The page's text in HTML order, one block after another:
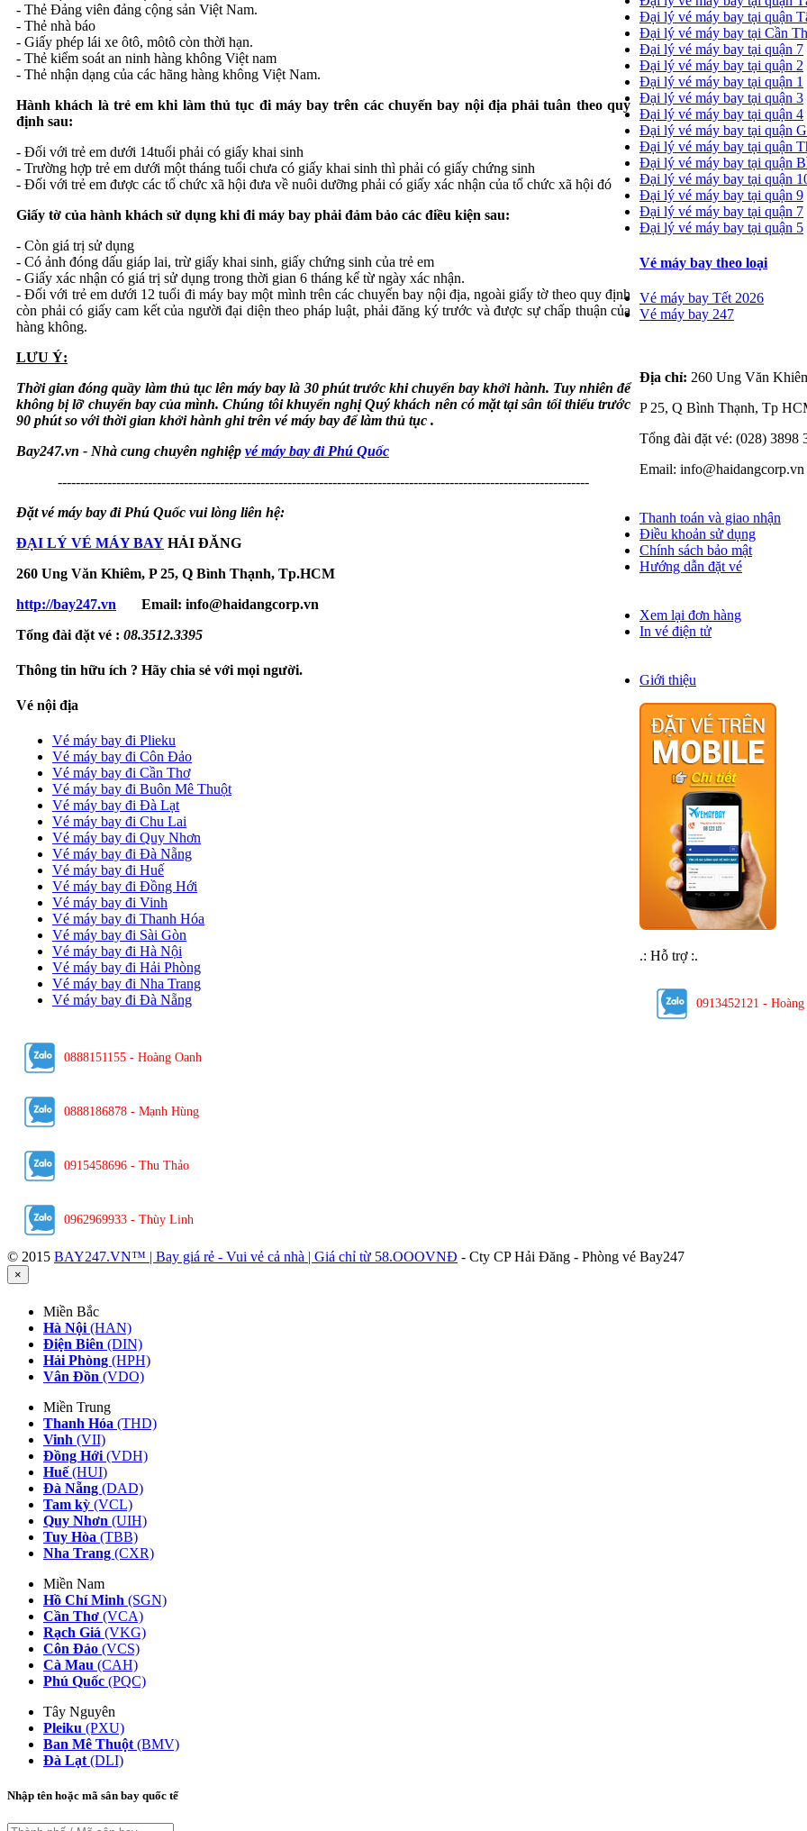
- Thẻ Đảng viên đảng cộng sản Việt Nam.
- Thẻ nhà báo
- Giấy phép lái xe ôtô, môtô còn thời hạn.
- Thẻ kiểm soát an ninh hàng không Việt nam
- Thẻ nhận dạng của các hãng hàng không Việt Nam.
Hành khách là trẻ em khi làm thủ tục đi máy bay trên các chuyến bay nội địa phải tuân theo quy
định sau:
- Đối với trẻ em dưới 14tuổi phải có giấy khai sinh
- Trường hợp trẻ em dưới một tháng tuổi chưa có giấy khai sinh thì phải có giấy chứng sinh
- Đối với trẻ em được các tổ chức xã hội đưa về nuôi dưỡng phải có giấy xác nhận của tổ chức xã hội đó
Giấy tờ của hành khách sử dụng khi đi máy bay phải đảm bảo các điều kiện sau:
- Còn giá trị sử dụng
- Có ảnh đóng dấu giáp lai, trừ giấy khai sinh, giấy chứng sinh của trẻ em
- Giấy xác nhận có giá trị sử dụng trong thời gian 6 tháng kể từ ngày xác nhận.
- Đối với trẻ em dưới 12 tuổi đi máy bay một mình trên các chuyến bay nội địa, ngoài giấy tờ theo quy định
còn phải có giấy cam kết của người đại diện theo pháp luật, phải đăng ký trước và được sự chấp thuận của
hàng không.
LƯU Ý:
Thời gian đóng quầy làm thủ tục lên máy bay là 30 phút trước khi chuyến bay khởi hành. Tuy nhiên để
không bị lỡ chuyến bay của mình. Chúng tôi khuyến nghị Quý khách nên có mặt tại sân tối thiểu trước
90 phút so với thời gian khởi hành ghi trên vé máy bay để làm thủ tục .
Bay247.vn - Nhà cung chuyên nghiệp vé máy bay đi Phú Quốc
----------------------------------------------------------------------------------------------------------------------
Đặt vé máy bay đi Phú Quốc vui lòng liên hệ:
ĐẠI LÝ VÉ MÁY BAY HẢI ĐĂNG
260 Ung Văn Khiêm, P 25, Q Bình Thạnh, Tp.HCM
http://bay247.vn Email: info@haidangcorp.vn
Tổng đài đặt vé : 08.3512.3395
Thông tin hữu ích ? Hãy chia sẻ với mọi người.
Vé nội địa
Vé máy bay đi Plieku
Vé máy bay đi Côn Đảo
Vé máy bay đi Cần Thơ
Vé máy bay đi Buôn Mê Thuột
Vé máy bay đi Đà Lạt
Vé máy bay đi Chu Lai
Vé máy bay đi Quy Nhơn
Vé máy bay đi Đà Nẵng
Vé máy bay đi Huế
Vé máy bay đi Đồng Hới
Vé máy bay đi Vinh
Vé máy bay đi Thanh Hóa
Vé máy bay đi Sài Gòn
Vé máy bay đi Hà Nội
Vé máy bay đi Hải Phòng
Vé máy bay đi Nha Trang
Vé máy bay đi Đà Nẵng
Đại lý vé máy bay tại quận
Đại lý vé máy bay tại Cần
Đại lý vé máy bay tại quận 7
Đại lý vé máy bay tại quận 2
Đại lý vé máy bay tại quận 1
Đại lý vé máy bay tại quận 3
Đại lý vé máy bay tại quận 4
Đại lý vé máy bay tại quận
Đại lý vé máy bay tại quận
Đại lý vé máy bay tại quận
Đại lý vé máy bay tại quận
Đại lý vé máy bay tại quận 9
Đại lý vé máy bay tại quận 7
Đại lý vé máy bay tại quận 5
Vé máy bay theo loại
Vé máy bay Tết 2026
Vé máy bay 247
Địa chỉ: 260 Ung Văn
P 25, Q Bình Thạnh, Tp
Tổng đài đặt vé: (028) 3898
Email: info@haidangcorp.vn
Thanh toán và giao nhận
Điều khoản sử dụng
Chính sách bảo mật
Hướng dẫn đặt vé
Xem lại đơn hàng
In vé điện tử
Giới thiệu
.: Hỗ trợ :.
0913452121 - Hoàng
0888151155 - Hoàng Oanh
0888186878 - Mạnh Hùng
0915458696 - Thu Thảo
0962969933 - Thùy Linh
© 2015 BAY247.VN™ | Bay giá rẻ - Vui vẻ cả nhà | Giá chỉ từ 58.OOOVNĐ - Cty CP Hải Đăng - Phòng vé Bay247
×
Miền Bắc
Hà Nội (HAN)
Điện Biên (DIN)
Hải Phòng (HPH)
Vân Đồn (VDO)
Miền Trung
Thanh Hóa (THD)
Vinh (VII)
Đồng Hới (VDH)
Huế(HUI)
Đà Nẵng (DAD)
Tam kỳ (VCL)
Quy Nhơn (UIH)
Tuy Hòa (TBB)
Nha Trang (CXR)
Miền Nam
Hồ Chí Minh (SGN)
Cần Thơ (VCA)
Rạch Giá (VKG)
Côn Đảo (VCS)
Cà Mau (CAH)
Phú Quốc (PQC)
Tây Nguyên
Pleiku (PXU)
Ban Mê Thuột (BMV)
Đà Lạt (DLI)
Nhập tên hoặc mã sân bay quốc tế